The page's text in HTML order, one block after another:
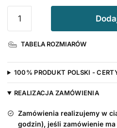
Pajacyk
niemowlęcy
Chmurka
Imieniem
TABELA ROZMIARÓW
100% PRODUKT POLSKI -
REALIZACJA ZAMÓWIENIA
Zamówienia realizujemy w
godzin), jeśli zamówienie